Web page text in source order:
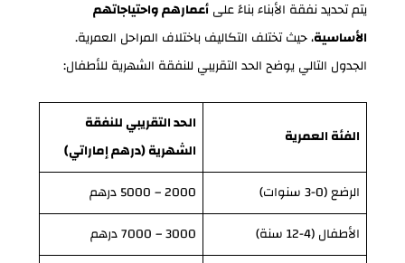
يتم تحديد نفقة الأبناء بناءً علىأعمارهم واحتياجاتهم
الأساسية، حيث تختلف التكاليف باختلاف المراحل العمرية.
الجدول التالي يوضح الحد التقريبي للنفقة الشهرية للأطفال:
الفئة العمرية
الحد التقريبي للنفقة
الشهرية (درهم إماراتي)
الرضع (0-3 سنوات)
2000 – 5000 درهم
الأطفال (4-12 سنة)
3000 – 7000 درهم